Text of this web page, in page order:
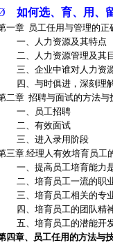
如何选、育、用、
一章 员工任用与管理的正
一、人力资源及其特点
二、人力资源管理及其
三、企业中谁对人力资
四、与时俱进，深刻理
二章 招聘与面试的方法与
一、员工招聘
二、有效面试
三、进入录用阶段
三章.经理人有效培育员工
一、提高员工培育能力
二、培育员工一流的职
三、培育员工相关的专
四、培育员工的团队精
五、培育员工的潜能开
四章、员工任用的方法与